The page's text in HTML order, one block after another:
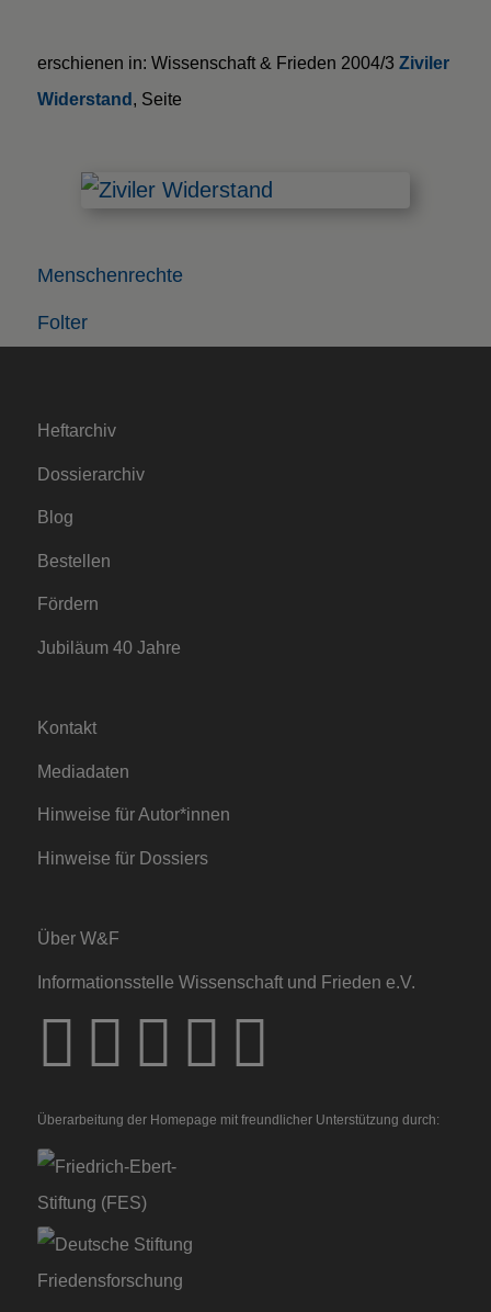
Folter
Menschenrechte
erschienen in: Wissenschaft & Frieden 2004/3 Ziviler
Widerstand , Seite
Heftarchiv
Dossierarchiv
Blog
Bestellen
Fördern
Jubiläum 40 Jahre
Kontakt
Mediadaten
Hinweise für Autor*innen
Hinweise für Dossiers
Über W&F
Informationsstelle Wissenschaft und Frieden e.V.
Überarbeitung der Homepage mit freundlicher Unterstützung durch: